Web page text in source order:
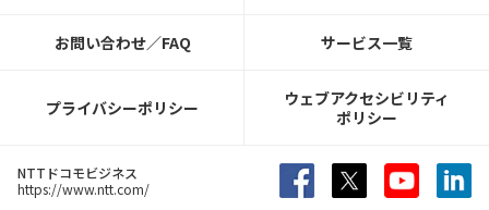
お問い合わせ／FAQ サービス一覧
プライバシーポリシー
ウェブアクセシビリティ
ポリシー
NTTドコモビジネス
https://www.ntt.com/